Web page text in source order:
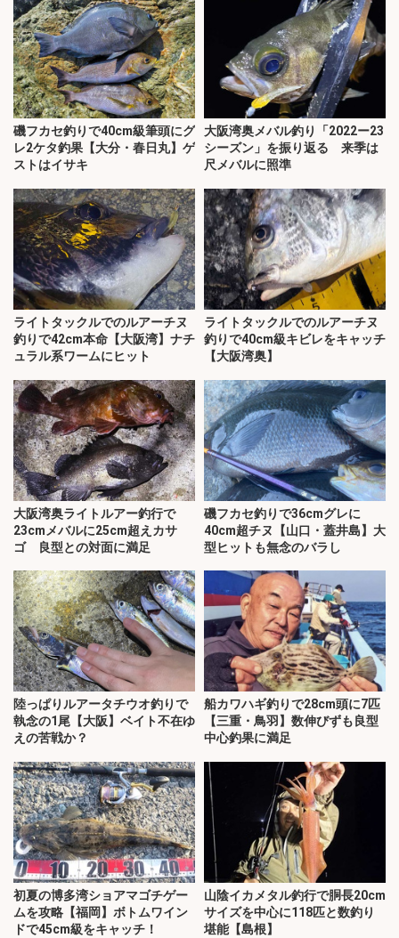
磯フカセ釣りで40cm級筆頭にグ
レ2ケタ釣果【大分・春日丸】ゲ
ストはイサキ
大阪湾奥メバル釣り「2022ー23
シーズン」を振り返る 来季は
尺メバルに照準
ライトタックルでのルアーチヌ
釣りで42cm本命【大阪湾】ナチ
ュラル系ワームにヒット
ライトタックルでのルアーチヌ
釣りで40cm級キビレをキャッチ
【大阪湾奥】
大阪湾奥ライトルアー釣行で
23cmメバルに25cm超えカサ
ゴ 良型との対面に満足
磯フカセ釣りで36cmグレに
40cm超チヌ【山口・蓋井島】大
型ヒットも無念のバラし
陸っぱりルアータチウオ釣りで
執念の1尾【大阪】ベイト不在ゆ
えの苦戦か？
船カワハギ釣りで28cm頭に7匹
【三重・鳥羽】数伸びずも良型
中心釣果に満足
初夏の博多湾ショアマゴチゲー
ムを攻略【福岡】ボトムワイン
ドで45cm級をキャッチ！
山陰イカメタル釣行で胴長20cm
サイズを中心に118匹と数釣り
堪能【島根】